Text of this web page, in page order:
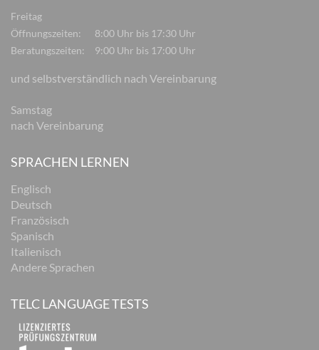
Freitag
Öffnungszeiten:
8:00 Uhr bis 17:30 Uhr
Beratungszeiten:
9:00 Uhr bis 17:00 Uhr
und selbstverständlich nach Vereinbarung
Samstag
nach Vereinbarung
SPRACHEN LERNEN
Englisch
Deutsch
Französisch
Spanisch
Italienisch
Andere Sprachen
TELC LANGUAGE TESTS